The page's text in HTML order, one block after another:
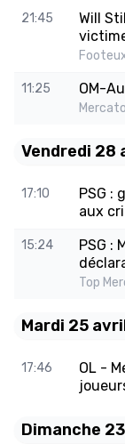
21:45
Will
11:25 OM-
Mercato
Vendredi 28
17:10
PSG :
aux
15:24
PSG :
Top
Mardi 25
17:46
OL -
Dimanche